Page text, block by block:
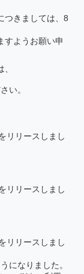
つきましては、8
すようお願い申
い。
リリースしまし
リリースしまし
リリースしまし
になりました。